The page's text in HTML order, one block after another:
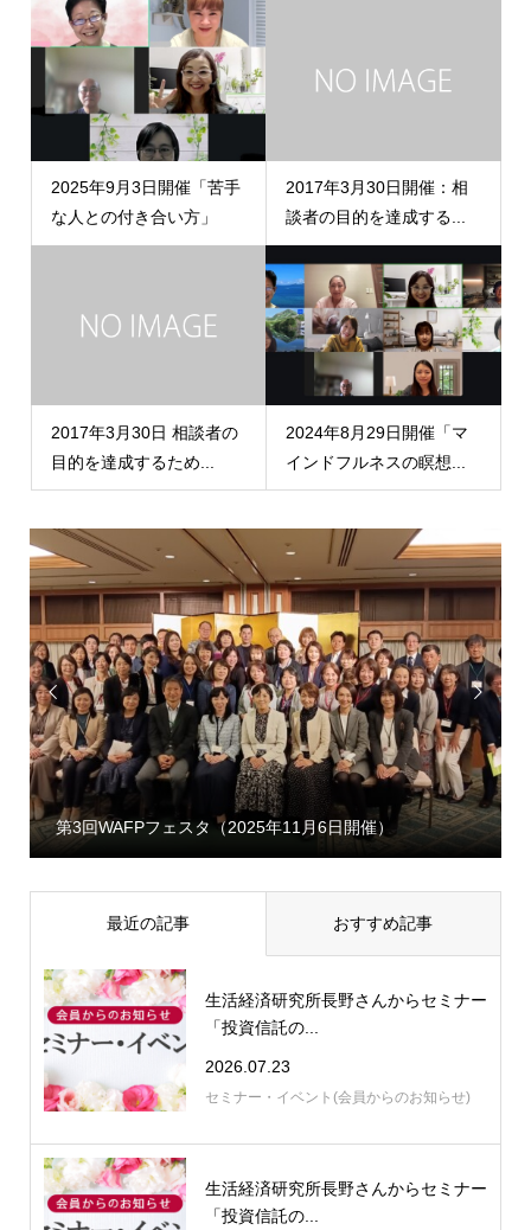
2025年9月3日開催「苦手
な人との付き合い方」
2017年3月30日開催：相
談者の目的を達成する...
2017年3月30日 相談者の
目的を達成するため...
2024年8月29日開催「マ
インドフルネスの瞑想...

第3回WAFPフェスタ（2025年11月6日開催）

最近の記事 おすすめ記事
生活経済研究所長野さんからセミナー
「投資信託の...
2026.07.23
セミナー・イベント(会員からのお知らせ)
生活経済研究所長野さんからセミナー
「投資信託の...